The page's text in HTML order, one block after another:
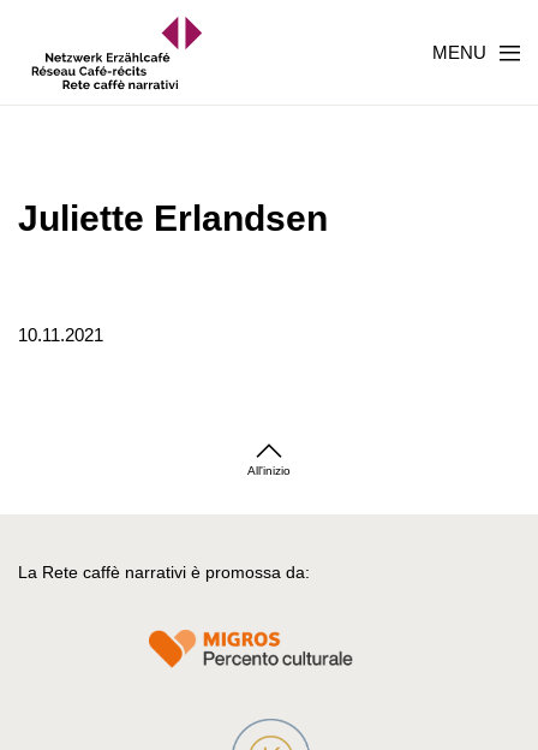
MENU
Juliette Erlandsen
10.11.2021
All'inizio
La Rete caffè narrativi è promossa da: